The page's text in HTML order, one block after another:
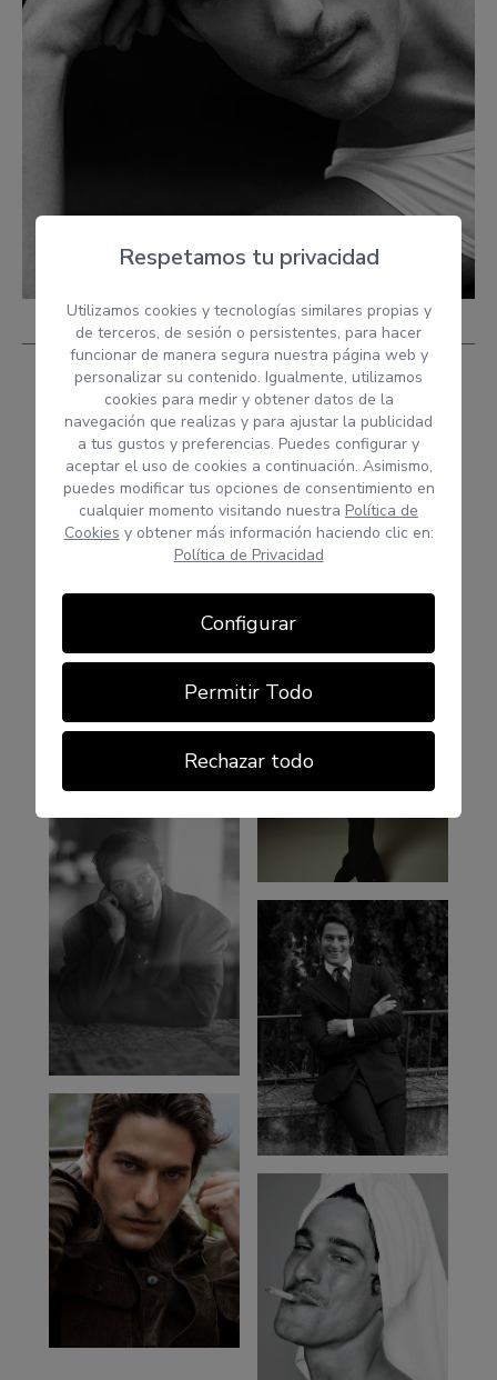
Respetamos tu privacidad
Utilizamos cookies y tecnologías similares propias y
de terceros, de sesión o persistentes, para hacer
funcionar de manera segura nuestra página web y
personalizar su contenido. Igualmente, utilizamos
cookies para medir y obtener datos de la
navegación que realizas y para ajustar la publicidad
a tus gustos y preferencias. Puedes configurar y
aceptar el uso de cookies a continuación. Asimismo,
puedes modificar tus opciones de consentimiento en
cualquier momento visitando nuestra Política de
Cookies y obtener más información haciendo clic en:
Política de Privacidad
Configurar
Permitir Todo
Rechazar todo